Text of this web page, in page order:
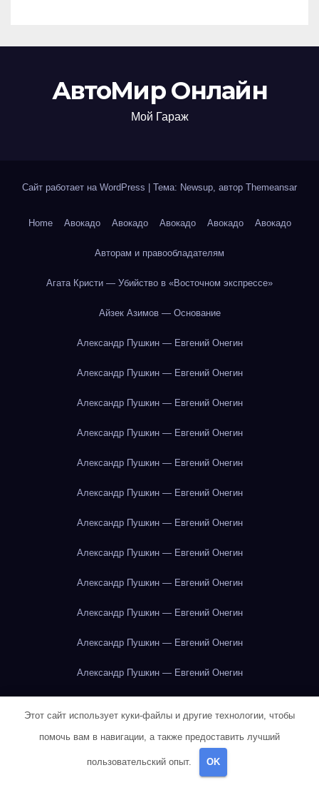
АвтоМир Онлайн
Мой Гараж
Сайт работает на WordPress Тема: Newsup, автор Themeansar
Home Авокадо Авокадо Авокадо Авокадо Авокадо
Авторам и правообладателям
Агата Кристи — Убийство в «Восточном экспрессе»
Айзек Азимов — Основание
Александр Пушкин — Евгений Онегин
Александр Пушкин — Евгений Онегин
Александр Пушкин — Евгений Онегин
Александр Пушкин — Евгений Онегин
Александр Пушкин — Евгений Онегин
Александр Пушкин — Евгений Онегин
Александр Пушкин — Евгений Онегин
Александр Пушкин — Евгений Онегин
Александр Пушкин — Евгений Онегин
Александр Пушкин — Евгений Онегин
Александр Пушкин — Евгений Онегин
Александр Пушкин — Евгений Онегин
Александр Пушкин — Евгений Онегин
Александр Пушкин — Евгений Онегин
Этот сайт использует куки-файлы и другие технологии, чтобы
помочь вам в навигации, а также предоставить лучший
пользовательский опыт. OK